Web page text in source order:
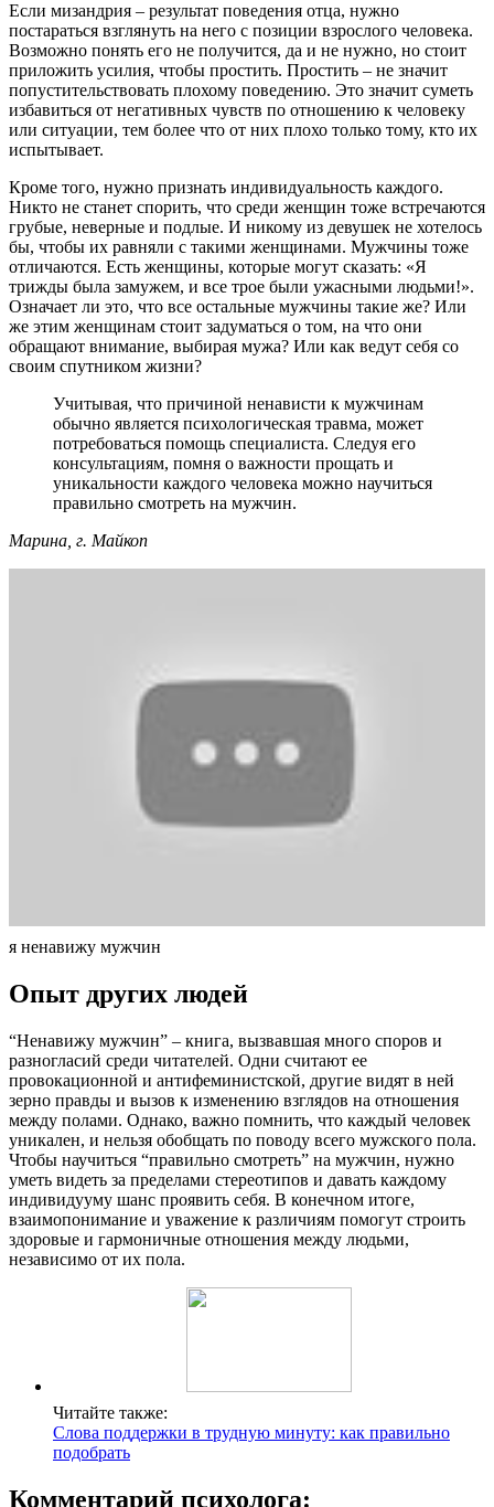
Если мизандрия – результат поведения отца, нужно
постараться взглянуть на него с позиции взрослого человека.
Возможно понять его не получится, да и не нужно, но стоит
приложить усилия, чтобы простить. Простить – не значит
попустительствовать плохому поведению. Это значит суметь
избавиться от негативных чувств по отношению к человеку
или ситуации, тем более что от них плохо только тому, кто их
испытывает.
Кроме того, нужно признать индивидуальность каждого.
Никто не станет спорить, что среди женщин тоже встречаются
грубые, неверные и подлые. И никому из девушек не хотелось
бы, чтобы их равняли с такими женщинами. Мужчины тоже
отличаются. Есть женщины, которые могут сказать: «Я
трижды была замужем, и все трое были ужасными людьми!».
Означает ли это, что все остальные мужчины такие же? Или
же этим женщинам стоит задуматься о том, на что они
обращают внимание, выбирая мужа? Или как ведут себя со
своим спутником жизни?
Учитывая, что причиной ненависти к мужчинам
обычно является психологическая травма, может
потребоваться помощь специалиста. Следуя его
консультациям, помня о важности прощать и
уникальности каждого человека можно научиться
правильно смотреть на мужчин.
Марина, г. Майкоп
я ненавижу мужчин
Опыт других людей
“Ненавижу мужчин” – книга, вызвавшая много споров и
разногласий среди читателей. Одни считают ее
провокационной и антифеминистской, другие видят в ней
зерно правды и вызов к изменению взглядов на отношения
между полами. Однако, важно помнить, что каждый человек
уникален, и нельзя обобщать по поводу всего мужского пола.
Чтобы научиться “правильно смотреть” на мужчин, нужно
уметь видеть за пределами стереотипов и давать каждому
индивидууму шанс проявить себя. В конечном итоге,
взаимопонимание и уважение к различиям помогут строить
здоровые и гармоничные отношения между людьми,
независимо от их пола.
Читайте также:
Слова поддержки в трудную минуту: как правильно
подобрать
Комментарий психолога: